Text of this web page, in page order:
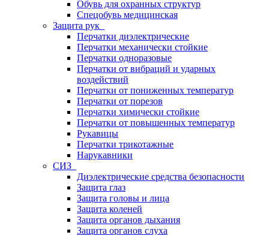
Обувь для охранных структур
Спецобувь медицинская
Защита рук
Перчатки диэлектрические
Перчатки механически стойкие
Перчатки одноразовые
Перчатки от вибраций и ударных
воздействий
Перчатки от пониженных температур
Перчатки от порезов
Перчатки химически стойкие
Перчатки от повышенных температур
Рукавицы
Перчатки трикотажные
Нарукавники
СИЗ
Диэлектрические средства безопасности
Защита глаз
Защита головы и лица
Защита коленей
Защита органов дыхания
Защита органов слуха